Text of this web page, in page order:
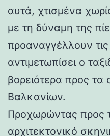
αυτά, χτισμένα
με τη δύναμη της
προαναγγέλλουν
αντιμετωπίσει ο
βορειότερα προς
Βαλκανίων.
Προχωρώντας προς
αρχιτεκτονικό